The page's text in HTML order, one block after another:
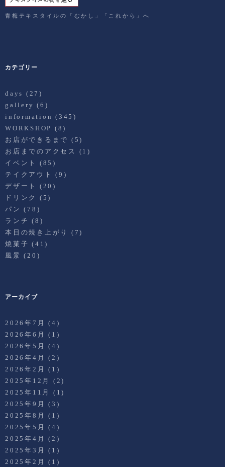
青梅テキスタイルの「むかし」「これから」へ
カテゴリー
days (27)
gallery (6)
information (345)
WORKSHOP (8)
お店ができるまで (5)
お店までのアクセス
(1)
イベント
(85)
テイクアウト
(9)
デザート
(20)
ドリンク
(5)
パン (78)
ランチ (8)
本日の焼き上がり
(7)
焼菓子 (41)
風景 (20)
アーカイブ
2026年7月
(4)
2026年6月
(1)
2026年5月
(4)
2026年4月
(2)
2026年2月
(1)
2025年12月
(2)
2025年11月
(1)
2025年9月
(3)
2025年8月
(1)
2025年5月
(4)
2025年4月
(2)
2025年3月
(1)
2025年2月
(1)